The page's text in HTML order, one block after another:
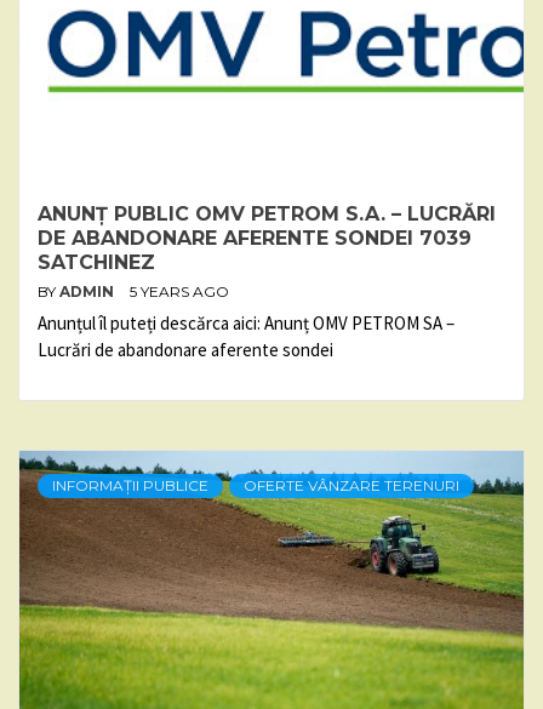
ANUNȚ PUBLIC OMV PETROM S.A. – LUCRĂRI
DE ABANDONARE AFERENTE SONDEI 7039
SATCHINEZ
BY ADMIN 5 YEARS AGO
Anunțul îl puteți descărca aici: Anunț OMV PETROM SA –
Lucrări de abandonare aferente sondei
INFORMAȚII PUBLICE OFERTE VÂNZARE TERENURI